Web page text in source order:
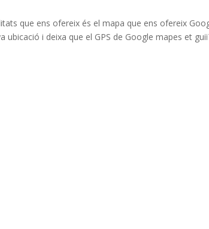
que ens ofereix és el mapa que ens ofereix
i deixa que el GPS de Google mapes et